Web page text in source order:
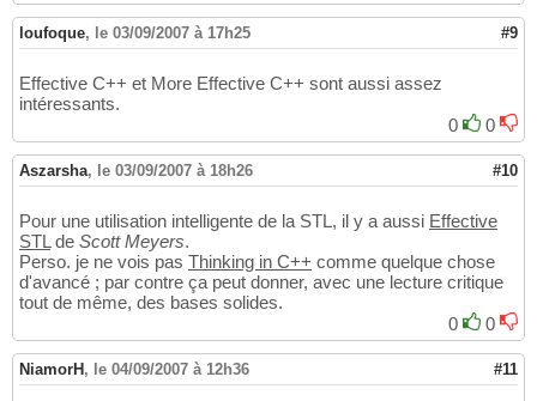
loufoque, le 03/09/2007 à 17h25 #9
Effective C++ et More Effective C++ sont aussi assez
intéressants.
0
0
Aszarsha, le 03/09/2007 à 18h26 #10
Pour une utilisation intelligente de la STL, il y a aussi Effective
STL de Scott Meyers.
Perso. je ne vois pas Thinking in C++ comme quelque chose
d'avancé ; par contre ça peut donner, avec une lecture critique
tout de même, des bases solides.
0
0
NiamorH , le 04/09/2007 à 12h36 #11